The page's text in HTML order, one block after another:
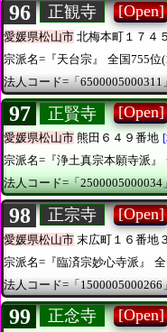
96 正観寺 [Open]
愛媛県松山市 北梅本町１７４
宗派名=『天台宗』
全国755位
法人コード=「6500005000311
97 正賢寺 [Open]
愛媛県松山市 熊田６４９番地
宗派名=『浄土真宗本願寺派』
法人コード=「2500005000034
98 正宗寺 [Open]
愛媛県松山市 末広町１６番地３
宗派名=『臨済宗妙心寺派』
法人コード=「1500005000266
99 正念寺 [Open]